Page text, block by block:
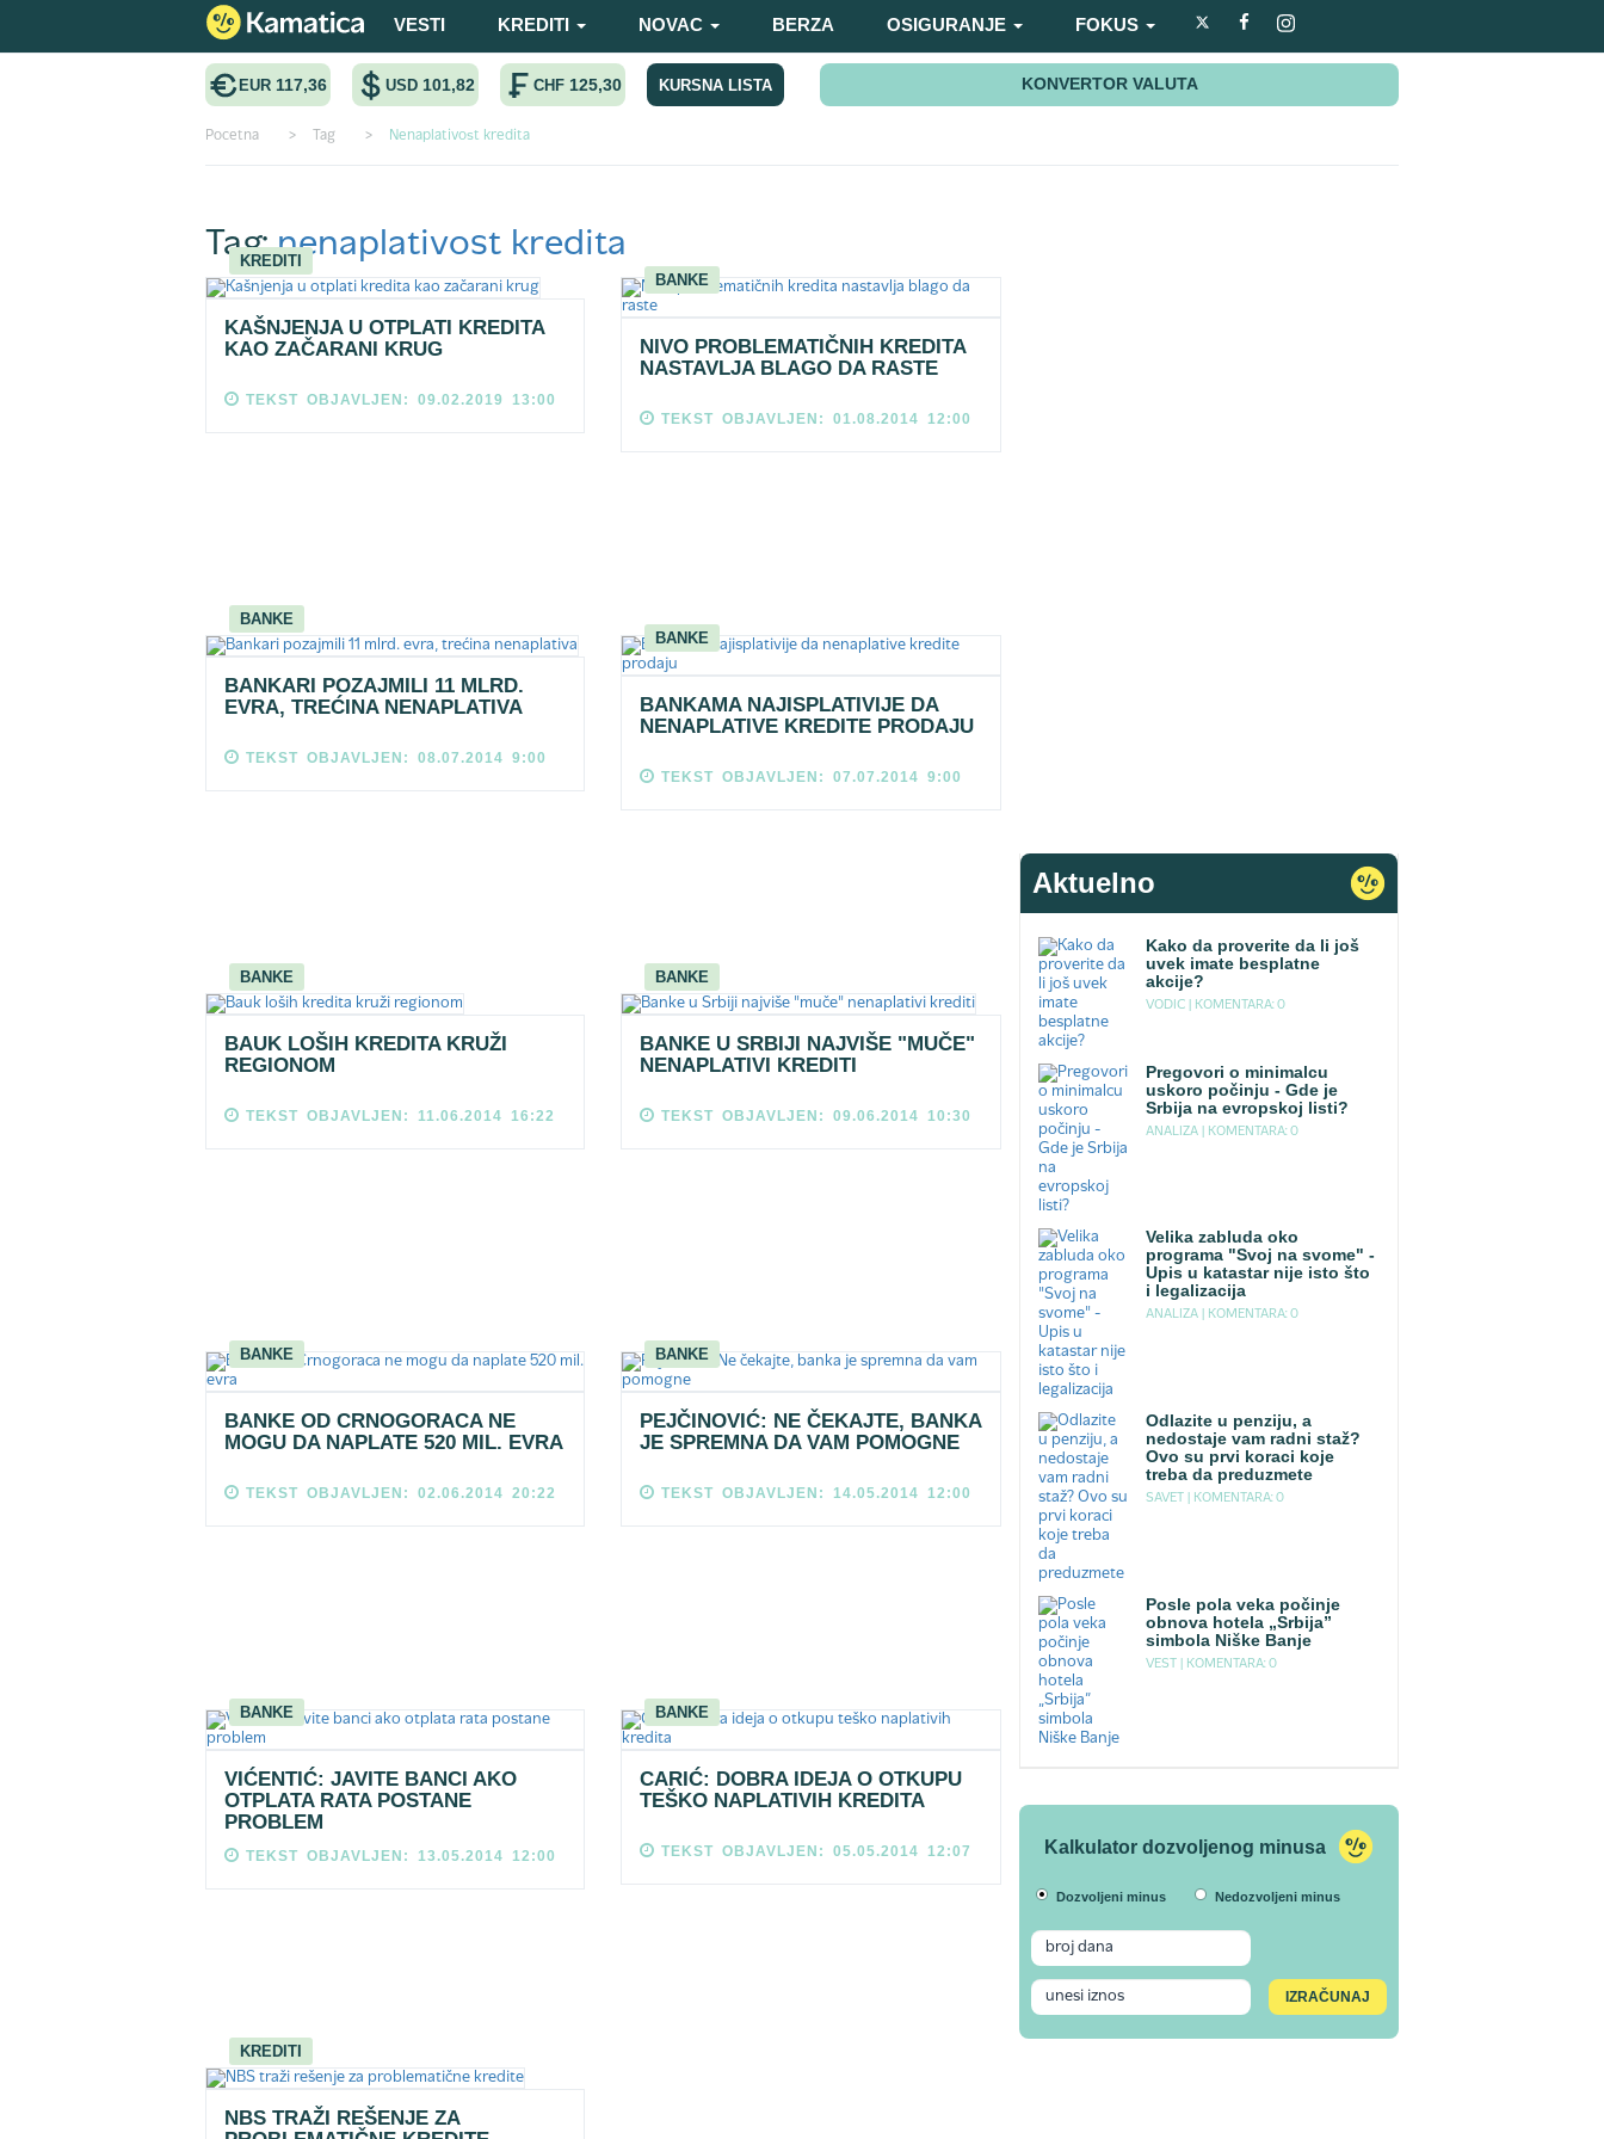
VESTI KREDITI NOVAC BERZA OSIGURANJE FOKUS
EUR 117,36 USD 101,82 CHF 125,30 KURSNA LISTA KONVERTOR VALUTA
Pocetna > Tag > Nenaplativost kredita
Tag:nenaplativost kredita
KREDITI
KAŠNJENJA U OTPLATI KREDITA
KAO ZAČARANI KRUG
TEKST OBJAVLJEN: 09.02.2019 13:00
BANKE
NIVO PROBLEMATIČNIH KREDITA
NASTAVLJA BLAGO DA RASTE
TEKST OBJAVLJEN: 01.08.2014 12:00
BANKE
BANKARI POZAJMILI 11 MLRD.
EVRA, TREĆINA NENAPLATIVA
TEKST OBJAVLJEN: 08.07.2014 9:00
BANKE
BANKAMA NAJISPLATIVIJE DA
NENAPLATIVE KREDITE PRODAJU
TEKST OBJAVLJEN: 07.07.2014 9:00
BANKE
BAUK LOŠIH KREDITA KRUŽI
REGIONOM
TEKST OBJAVLJEN: 11.06.2014 16:22
BANKE
BANKE U SRBIJI NAJVIŠE "MUČE"
NENAPLATIVI KREDITI
TEKST OBJAVLJEN: 09.06.2014 10:30
BANKE
BANKE OD CRNOGORACA NE
MOGU DA NAPLATE 520 MIL. EVRA
TEKST OBJAVLJEN: 02.06.2014 20:22
BANKE
PEJČINOVIĆ: NE ČEKAJTE, BANKA
JE SPREMNA DA VAM POMOGNE
TEKST OBJAVLJEN: 14.05.2014 12:00
BANKE
VIĆENTIĆ: JAVITE BANCI AKO
OTPLATA RATA POSTANE
PROBLEM
TEKST OBJAVLJEN: 13.05.2014 12:00
BANKE
CARIĆ: DOBRA IDEJA O OTKUPU
TEŠKO NAPLATIVIH KREDITA
TEKST OBJAVLJEN: 05.05.2014 12:07
KREDITI
NBS TRAŽI REŠENJE ZA
Aktuelno
Kako da proverite da li još
uvek imate besplatne
akcije?
VODIC | KOMENTARA: 0
Pregovori o minimalcu
uskoro počinju - Gde je
Srbija na evropskoj listi?
ANALIZA | KOMENTARA: 0
Velika zabluda oko
programa "Svoj na svome" -
Upis u katastar nije isto što
i legalizacija
ANALIZA | KOMENTARA: 0
Odlazite u penziju, a
nedostaje vam radni staž?
Ovo su prvi koraci koje
treba da preduzmete
SAVET | KOMENTARA: 0
Posle pola veka počinje
obnova hotela „Srbija”
simbola Niške Banje
VEST | KOMENTARA: 0
Kalkulator dozvoljenog minusa
Dozvoljeni minus Nedozvoljeni minus